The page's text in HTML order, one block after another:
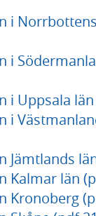
i
i
i Uppsala
i
Jämtlands
Kalmar län
Kronoberg